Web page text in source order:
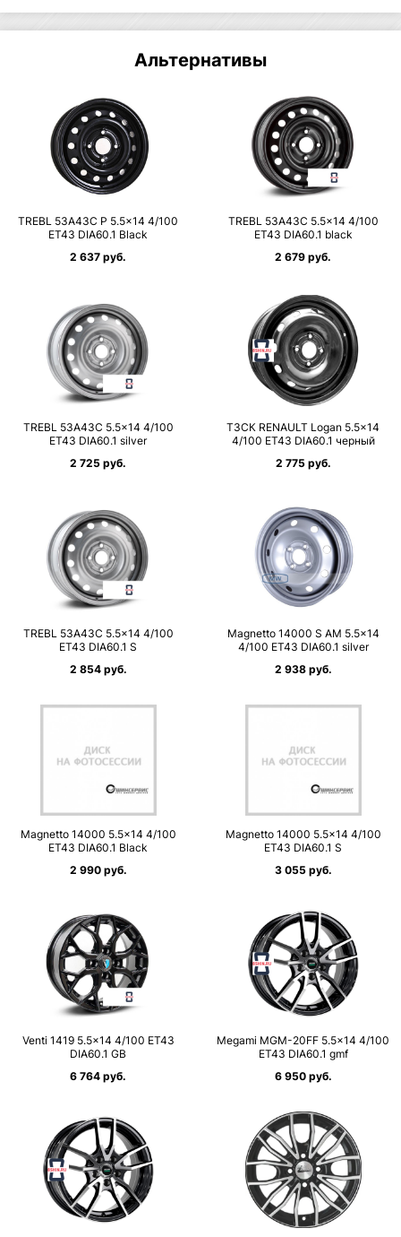
Альтернативы
TREBL 53A43C P 5.5×14 4/100
ET43 DIA60.1 Black
2 637 руб.
TREBL 53A43C 5.5×14 4/100
ET43 DIA60.1 black
2 679 руб.
TREBL 53A43C 5.5×14 4/100
ET43 DIA60.1 silver
2 725 руб.
ТЗСК RENAULT Logan 5.5×14
4/100 ET43 DIA60.1 черный
2 775 руб.
TREBL 53A43C 5.5×14 4/100
ET43 DIA60.1 S
2 854 руб.
Magnetto 14000 S AM 5.5×14
4/100 ET43 DIA60.1 silver
2 938 руб.
Magnetto 14000 5.5×14 4/100
ET43 DIA60.1 Black
2 990 руб.
Magnetto 14000 5.5×14 4/100
ET43 DIA60.1 S
3 055 руб.
Venti 1419 5.5×14 4/100 ET43
DIA60.1 GB
6 764 руб.
Megami MGM-20FF 5.5×14 4/100
ET43 DIA60.1 gmf
6 950 руб.